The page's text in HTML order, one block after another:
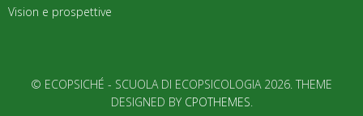
Vision e prospettive
© ECOPSICHÉ - SCUOLA DI ECOPSICOLOGIA 2026. THEME
DESIGNED BY CPOTHEMES.